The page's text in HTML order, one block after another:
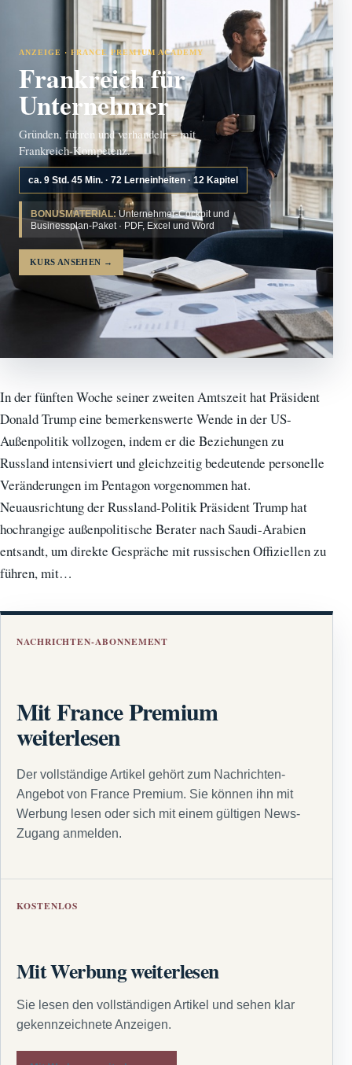
ANZEIGE · FRANCE PREMIUM ACADEMY
Frankreich für
Unternehmer
Gründen, führen und verhandeln – mit
Frankreich-Kompetenz.
ca. 9 Std. 45 Min. · 72 Lerneinheiten · 12 Kapitel
BONUSMATERIAL: Unternehmer-Cockpit und
Businessplan-Paket · PDF, Excel und Word
KURS ANSEHEN →
In der fünften Woche seiner zweiten Amtszeit hat Präsident
Donald Trump eine bemerkenswerte Wende in der US-
Außenpolitik vollzogen, indem er die Beziehungen zu
Russland intensiviert und gleichzeitig bedeutende personelle
Veränderungen im Pentagon vorgenommen hat.
Neuausrichtung der Russland-Politik Präsident Trump hat
hochrangige außenpolitische Berater nach Saudi-Arabien
entsandt, um direkte Gespräche mit russischen Offiziellen zu
führen, mit…
NACHRICHTEN-ABONNEMENT
Mit France Premium
weiterlesen
Der vollständige Artikel gehört zum Nachrichten-
Angebot von France Premium. Sie können ihn mit
Werbung lesen oder sich mit einem gültigen News-
Zugang anmelden.
KOSTENLOS
Mit Werbung weiterlesen
Sie lesen den vollständigen Artikel und sehen klar
gekennzeichnete Anzeigen.